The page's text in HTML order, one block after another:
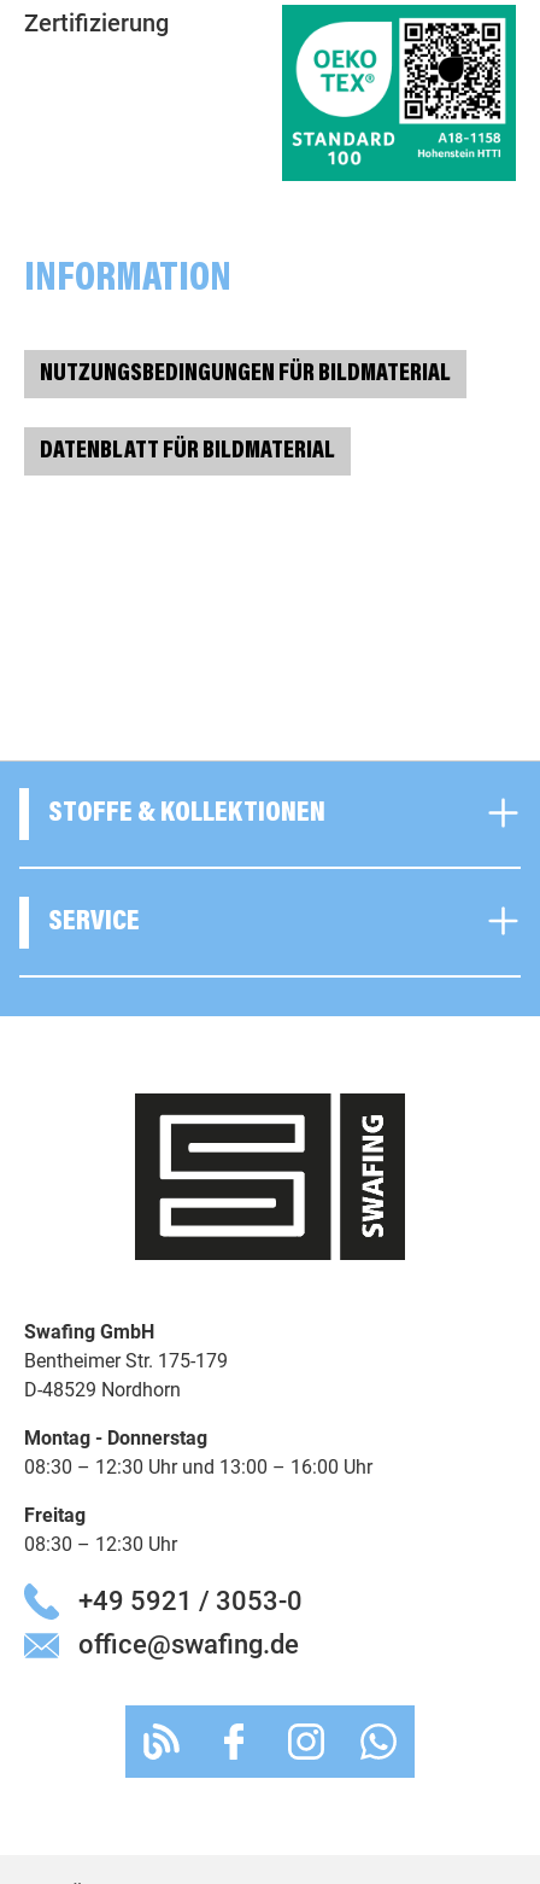
Zertifizierung
INFORMATION
NUTZUNGSBEDINGUNGEN FÜR BILDMATERIAL
DATENBLATT FÜR BILDMATERIAL
STOFFE & KOLLEKTIONEN
SERVICE
Swafing GmbH
Bentheimer Str. 175-179
D-48529 Nordhorn
Montag - Donnerstag
08:30 – 12:30 Uhr und 13:00 – 16:00 Uhr
Freitag
08:30 – 12:30 Uhr
+49 5921 / 3053-0
office@swafing.de